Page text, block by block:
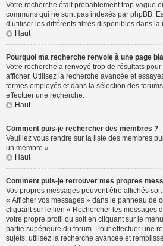
Votre recherche était probablement trop vague
communs qui ne sont pas indexés par phpBB.
d’utiliser les différents filtres disponibles dans
Haut
Pourquoi ma recherche renvoie à une page
Votre recherche a renvoyé trop de résultats
afficher. Utilisez la recherche avancée et
termes employés et dans la sélection des
effectuer une recherche.
Haut
Comment puis-je rechercher des membres ?
Veuillez vous rendre sur la liste des membres
un membre ».
Haut
Comment puis-je retrouver mes propres
Vos propres messages peuvent être affichés
« Afficher vos messages » dans le panneau de
cliquant sur le lien « Rechercher les messages
votre propre profil ou soit en cliquant sur le
partie supérieure du forum. Pour effectuer une
sujets, utilisez la recherche avancée et